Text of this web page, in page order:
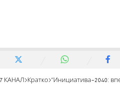
7 КАНАЛ Кратко "Инициатива-2040: вперед